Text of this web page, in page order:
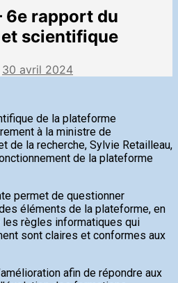
6e rapport du
scientifique
30 avril 2024
de la plateforme
à la ministre de
de la recherche, Sylvie Retailleau,
de la plateforme
permet de questionner
éléments de la plateforme, en
les règles informatiques qui
sont claires et conformes aux
afin de répondre aux